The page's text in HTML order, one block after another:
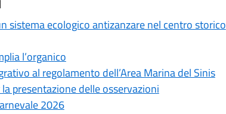
sistema ecologico antizanzare nel centro storico
l’organico
al regolamento dell’Area Marina del Sinis
presentazione delle osservazioni
2026